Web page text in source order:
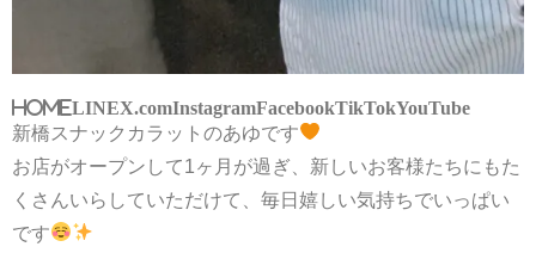
HOMELINEX.comInstagramFacebookTikTokYouTube
新橋スナックカラットのあゆです
お店がオープンして1ヶ月が過ぎ、新しいお客様たちにもた
くさんいらしていただけて、毎日嬉しい気持ちでいっぱい
です